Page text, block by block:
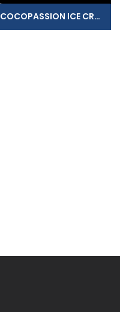
COCOPASSION ICE CREAM